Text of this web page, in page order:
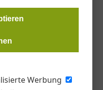
Werbung
ALFUN die
seinem
ALFUN ist der
und Stangen aus
und -bänder,